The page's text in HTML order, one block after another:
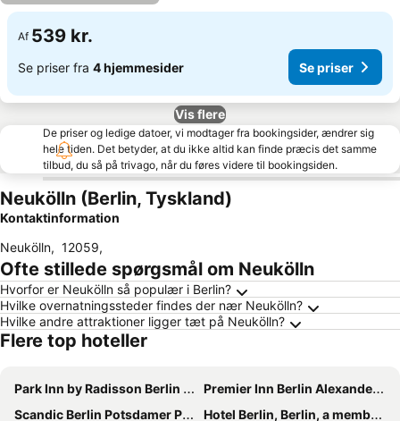
Af 539 kr.
Se priser fra 4 hjemmesider Se priser
Vis flere
De priser og ledige datoer, vi modtager fra bookingsider, ændrer sig
hele tiden. Det betyder, at du ikke altid kan finde præcis det samme
tilbud, du så på trivago, når du føres videre til bookingsiden.
Neukölln (Berlin, Tyskland)
Kontaktinformation
Neukölln, 12059,
Ofte stillede spørgsmål om Neukölln
Hvorfor er Neukölln så populær i Berlin?
Hvilke overnatningssteder findes der nær Neukölln?
Hvilke andre attraktioner ligger tæt på Neukölln?
Flere top hoteller
Park Inn by Radisson Berlin Alexanderplatz
Premier Inn Berlin Alexanderplatz hotel
Scandic Berlin Potsdamer Platz
Hotel Berlin, Berlin, a member of Radisson Individuals